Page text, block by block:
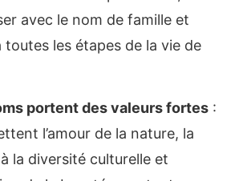
avec le nom de famille et
toutes les étapes de la vie de
portent des valeurs fortes :
l’amour de la nature, la
la diversité culturelle et